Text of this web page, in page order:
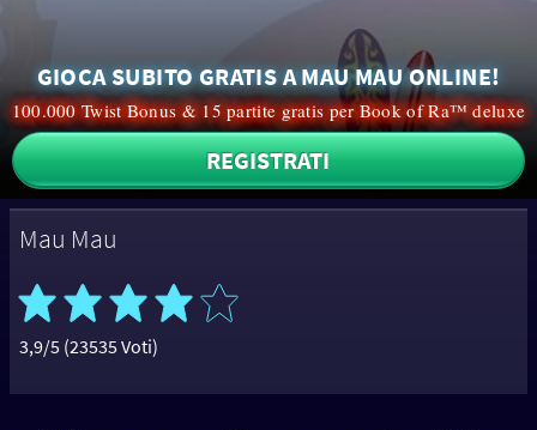
GIOCA SUBITO GRATIS A MAU MAU ONLINE!
100.000 Twist Bonus & 15 partite gratis per Book of Ra™ deluxe
REGISTRATI
Mau Mau
3,9/5 (23535 Voti)